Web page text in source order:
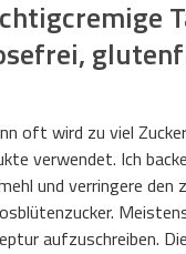
oft wird zu viel
verwendet. Ich
und verringere den
aufzuschreiben.